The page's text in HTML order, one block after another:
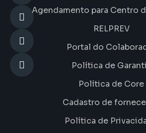
Agendamento para Centro
RELPREV
Portal do
Política de
Política de Core
Cadastro de
Política de